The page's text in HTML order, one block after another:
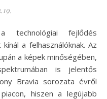
a felhasználóknak. Az
a képek minőségében,
is jelentős
Bravia sorozata évről
hiszen a legújabb